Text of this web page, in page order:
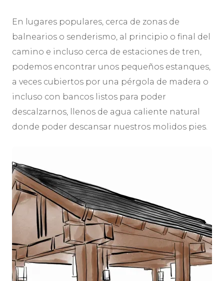
En lugares populares, cerca de zonas de
balnearios o senderismo, al principio o final del
camino e incluso cerca de estaciones de tren,
podemos encontrar unos pequeños estanques,
a veces cubiertos por una pérgola de madera o
incluso con bancos listos para poder
descalzarnos, llenos de agua caliente natural
donde poder descansar nuestros molidos pies.